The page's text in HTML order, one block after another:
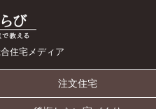
住宅メディア
注文住宅